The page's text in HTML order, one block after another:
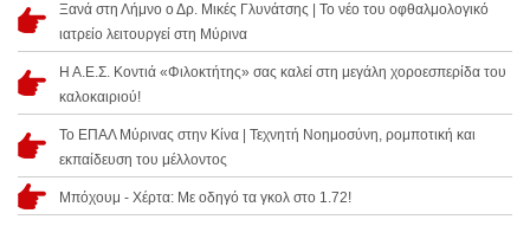
Ξανά στη Λήμνο ο Δρ. Μικές Γλυνάτσης | Το νέο του οφθαλμολογικό
ιατρείο λειτουργεί στη Μύρινα
Η Α.Ε.Σ. Κοντιά «Φιλοκτήτης» σας καλεί στη μεγάλη χοροεσπερίδα του
καλοκαιριού!
Το ΕΠΑΛ Μύρινας στην Κίνα | Τεχνητή Νοημοσύνη, ρομποτική και
εκπαίδευση του μέλλοντος
Μπόχουμ - Χέρτα: Με οδηγό τα γκολ στο 1.72!